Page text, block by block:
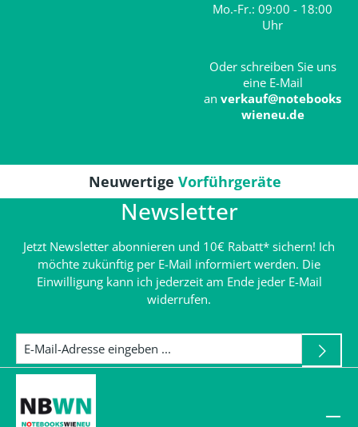
Mo.-Fr.: 09:00 - 18:00
Uhr
Oder schreiben Sie uns
eine E-Mail
an verkauf@notebooks
wieneu.de
Neuwertige Vorführgeräte
Newsletter
Jetzt Newsletter abonnieren und 10€ Rabatt* sichern! Ich
möchte zukünftig per E-Mail informiert werden. Die
Einwilligung kann ich jederzeit am Ende jeder E-Mail
widerrufen.